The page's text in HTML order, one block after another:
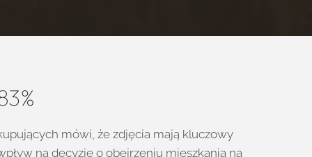
mówi, że zdjęcia mają kluczowy
na decyzję o obejrzeniu mieszkania na